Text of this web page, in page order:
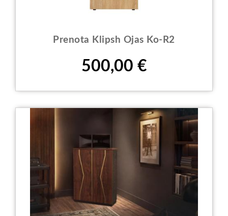
Prenota Klipsh Ojas Ko-R2
Prezzo
500,00 €